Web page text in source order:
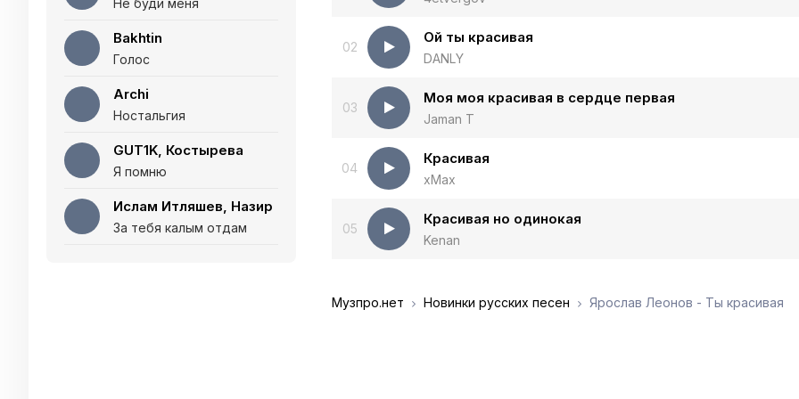
Не буди меня
Bakhtin
Голос
Archi
Ностальгия
GUT1K, Костырева
Я помню
Ислам Итляшев, Назир
За тебя калым отдам
02
Ой ты красивая
DANLY
03
Моя моя красивая в сердце первая
Jaman T
04
Красивая
xMax
05
Красивая но одинокая
Kenan
Музпро.нет Новинки русских песен Ярослав Леонов - Ты красивая